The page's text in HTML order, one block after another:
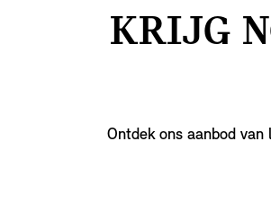
KRIJG
Ontdek ons aanbod